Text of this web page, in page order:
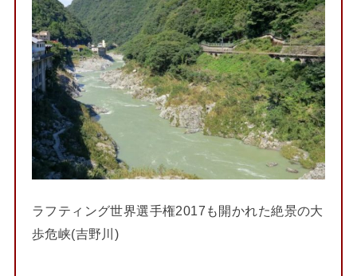
ラフティング世界選手権2017も開かれた絶景の大
歩危峡(吉野川)